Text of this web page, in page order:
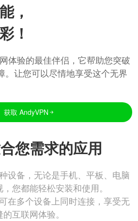
，
！
体验的最佳伴侣，它帮助您突破
。让您可以尽情地享受这个无界
获取 AndyVPN
您需求的应用
设备，无论是手机、平板、电脑
您都能轻松安装和使用。
在多个设备上同时连接，享受无
的互联网体验。